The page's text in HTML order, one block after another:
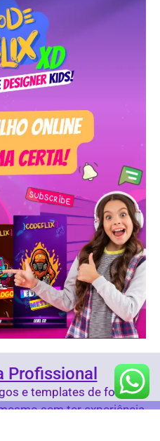
Profissional
e templates de forma
sem ter experiência